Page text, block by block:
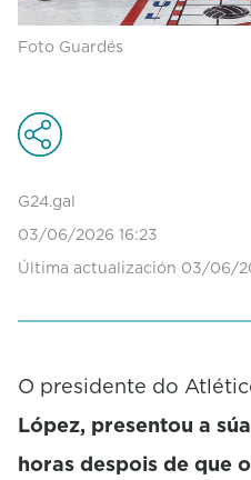
Foto Guardés
G24.gal
03/06/2026 16:23
Última actualización 03/06/
O presidente do
López, presentou a
horas despois de que